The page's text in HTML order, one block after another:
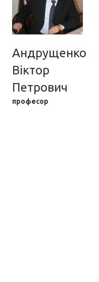
Андрущенко
Віктор
Петрович
професор